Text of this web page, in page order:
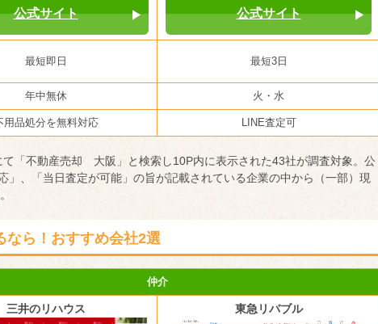
公式サイト 公式サイト
最短即日 最短3日
年中無休 火・水
用品処分を無料対応 LINE査定可
て「不動産売却 大阪」と検索し10P内に表示された43社が調査対象。公
」、「当日査定が可能」の旨が記載されている企業の中から（一部）現
なら！おすすめ会社2選
仲介
三井のリハウス 東急リバブル